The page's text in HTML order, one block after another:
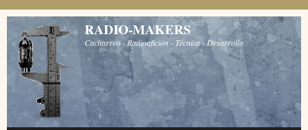
Pasar al contenido principal
RADIO-MAKERS
Cacharreo - Radioafición - Técnica - Desarrollo